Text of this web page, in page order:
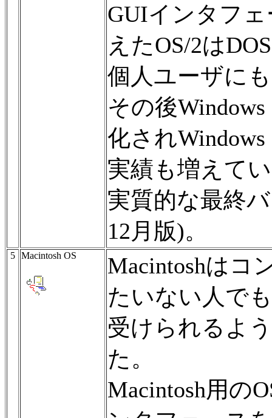
GUIインタフ
えたOS/2は
個人ユーザに
その後
化され
実績も増えて
実質的な最終
12月版)。
5 Macintosh OS
Macintoshはコ
たいない人で
受けられるよ
た。
Macintosh用の